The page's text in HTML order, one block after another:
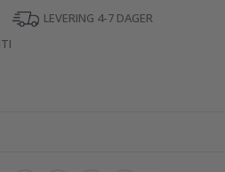
LEVERING 4-7 DAGER